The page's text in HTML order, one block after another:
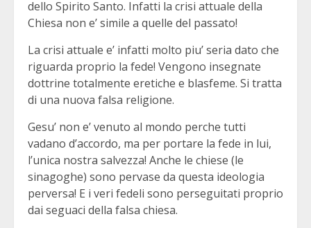
dello Spirito Santo. Infatti la crisi attuale della
Chiesa non e’ simile a quelle del passato!
La crisi attuale e’ infatti molto piu’ seria dato che
riguarda proprio la fede! Vengono insegnate
dottrine totalmente eretiche e blasfeme. Si tratta
di una nuova falsa religione.
Gesu’ non e’ venuto al mondo perche tutti
vadano d’accordo, ma per portare la fede in lui,
l’unica nostra salvezza! Anche le chiese (le
sinagoghe) sono pervase da questa ideologia
perversa! E i veri fedeli sono perseguitati proprio
dai seguaci della falsa chiesa.